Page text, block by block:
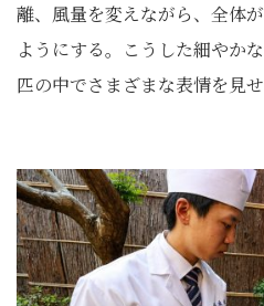
離、風量を変えながら、全体
ようにする。こうした細やか
匹の中でさまざまな表情を見せ